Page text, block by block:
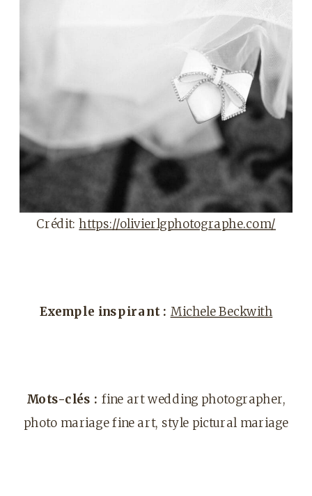
Crédit:https://olivierlgphotographe.com/
Exemple inspirant : Michele Beckwith
Mots-clés : fine art wedding photographer,
photo mariage fine art, style pictural mariage